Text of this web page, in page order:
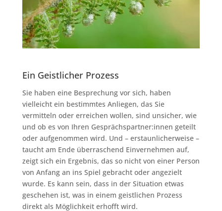
Ein Geistlicher Prozess
Sie haben eine Besprechung vor sich, haben
vielleicht ein bestimmtes Anliegen, das Sie
vermitteln oder erreichen wollen, sind unsicher, wie
und ob es von Ihren Gesprächspartner:innen geteilt
oder aufgenommen wird. Und – erstaunlicherweise –
taucht am Ende überraschend Einvernehmen auf,
zeigt sich ein Ergebnis, das so nicht von einer Person
von Anfang an ins Spiel gebracht oder angezielt
wurde. Es kann sein, dass in der Situation etwas
geschehen ist, was in einem geistlichen Prozess
direkt als Möglichkeit erhofft wird.